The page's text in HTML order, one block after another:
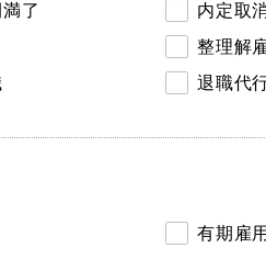
了
内定取
整理解
退職代
有期雇